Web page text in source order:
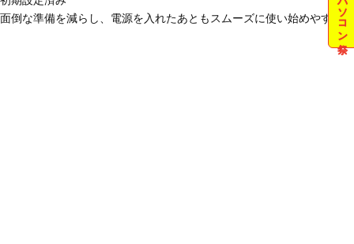
面倒な準備を減らし、電源を入れたあともスムーズに使い始めやすい